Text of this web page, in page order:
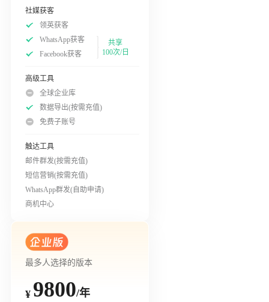
社媒获客
领英获客
WhatsApp获客
Facebook获客
共享
100次/日
高级工具
全球企业库
数据导出(按需充值)
免费子账号
触达工具
邮件群发(按需充值)
短信营销(按需充值)
WhatsApp群发(自助申请)
商机中心
最多人选择的版本
¥ 9800/年